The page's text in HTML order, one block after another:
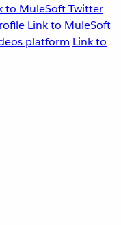
to MuleSoft Twitter
Link to MuleSoft
platform Link to